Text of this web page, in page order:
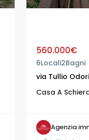
560.000€
Locali
6 Bagni
2
via Tullio
Casa A
Agenzia